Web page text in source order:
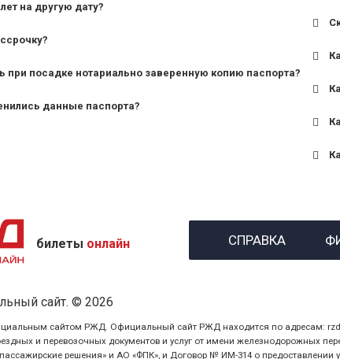
на другую дату?
посадке нотариально заверенную копию паспорта?
данные паспорта?
билеты онлайн СПРАВКА
сайт. © 2026
сайтом РЖД. Официальный сайт РЖД находится по адресам:
и перевозочных документов и услуг от имени железнодорожных
решения» и АО «ФПК», и Договор № ИМ-314 о предоставлении